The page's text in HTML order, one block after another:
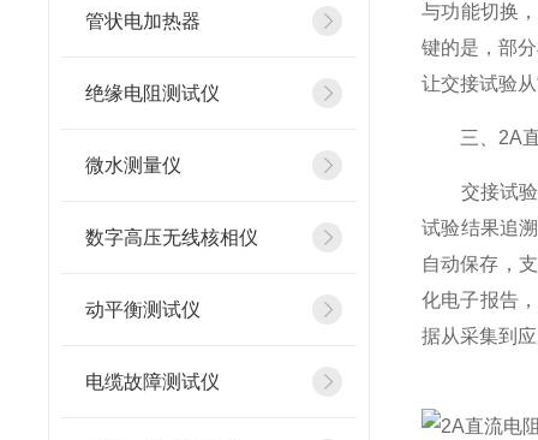
管状电加热器
绝缘电阻测试仪
微水测量仪
数字高压无线核相仪
动平衡测试仪
电缆故障测试仪
与功能切换
键的是，部
让交接试验
三、2A直
交接试验数
试验结果追
自动保存，
化电子报告
据从采集到